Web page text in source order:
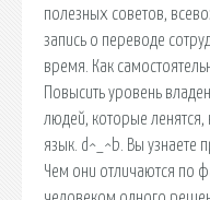
полезных советов,
запись о переводе
время. Как
Повысить уровень
людей, которые ленятся,
язык. d^_^b. Вы узнаете
Чем они отличаются по